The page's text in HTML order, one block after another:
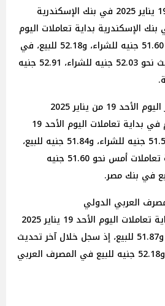
الإسكندرية بداية تعاملات اليوم
الأحد 19 يناير 2025 عند 51.60 جنيه للشراء، و52.18 للبيع، في
حين وصل خلال آخر تحديث نحو 52.03 جنيه للشراء، 52.91 جنيه
من يناير 2025
انخفض سعر اليورو اليوم في بداية تعاملات اليوم الأحد 19
يناير 2025 ليسجل نحو 51.54 جنيه للشراء، و51.84 جنيه للبيع،
في حين سجل في بداية تعاملات أمس نحو 51.60 جنيه
العربي الدولي
وصل سعر اليورو في بداية تعاملات اليوم الأحد 19 يناير 2025
إلى 51.56 جنيه للشراء، و51.87 للبيع، إذ سجل خلال آخر تحديث
نحو 51.60 جنيه للشراء، و52.18 جنيه للبيع في المصرف العربي